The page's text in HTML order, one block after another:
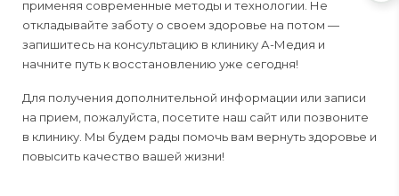
применяя современные методы и технологии. Не
откладывайте заботу о своем здоровье на потом —
запишитесь на консультацию в клинику А-Медия и
начните путь к восстановлению уже сегодня!
Для получения дополнительной информации или записи
на прием, пожалуйста, посетите наш сайт или позвоните
в клинику. Мы будем рады помочь вам вернуть здоровье и
повысить качество вашей жизни!